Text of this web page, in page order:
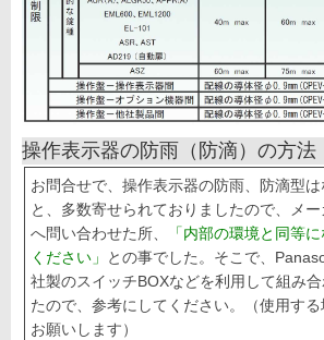
操作表示器の防雨（防滴）の方法
お問合せで、操作表示器の防雨、防滴型
と、多数寄せられておりましたので、メ
へ問い合わせた所、
「内部の環境と同等
ください」
との事でした。そこで、
社製のスイッチBOXなどを利用して組み
たので、参考にしてください。（使用す
お願いします）